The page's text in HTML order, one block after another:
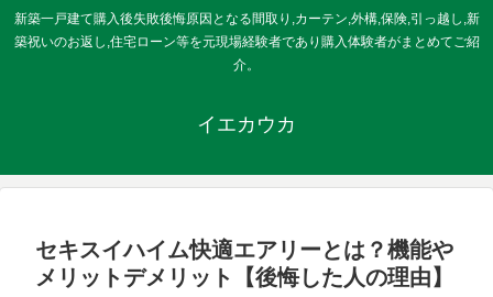
新築一戸建て購入後失敗後悔原因となる間取り,カーテン,外構,保険,引っ越し,新
築祝いのお返し,住宅ローン等を元現場経験者であり購入体験者がまとめてご紹
介。
イエカウカ
セキスイハイム快適エアリーとは？機能や
メリットデメリット【後悔した人の理由】